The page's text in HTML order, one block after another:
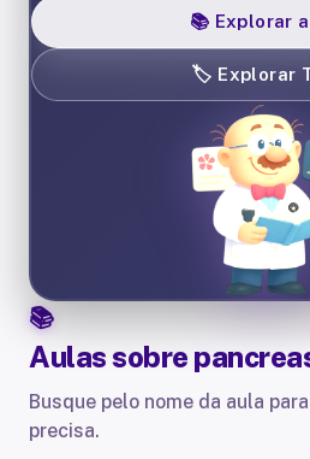
📚 Explorar
🏷️ Explorar
Aulas sobre
Busque pelo nome da aula
precisa.